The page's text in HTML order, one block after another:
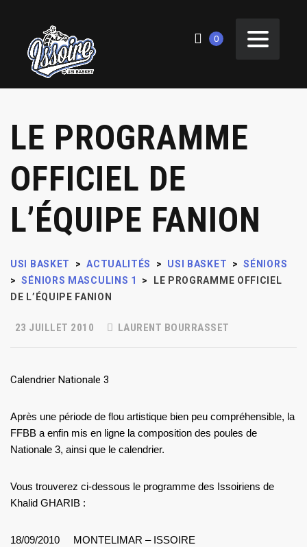
0
LE PROGRAMME
OFFICIEL DE
L’ÉQUIPE FANION
USI BASKET > ACTUALITÉS > USI BASKET > SÉNIORS
> SÉNIORS MASCULINS 1 >
LE PROGRAMME OFFICIEL
DE L’ÉQUIPE FANION
23 JUILLET 2010 LAURENT BOURRASSET
Calendrier Nationale 3
Après une période de flou artistique bien peu compréhensible, la
FFBB a enfin mis en ligne la composition des poules de
Nationale 3, ainsi que le calendrier.
Vous trouverez ci-dessous le programme des Issoiriens de
Khalid GHARIB :
18/09/2010 MONTELIMAR – ISSOIRE